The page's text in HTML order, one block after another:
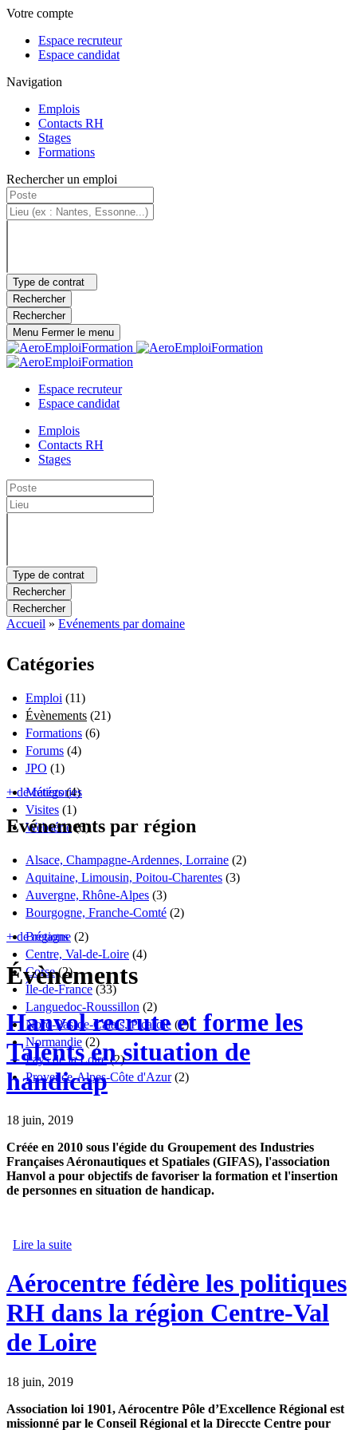
Aller au contenu principal
Menu principal
Votre compte
Espace recruteur
Espace candidat
Navigation
Emplois
Contacts RH
Stages
Formations
Rechercher un emploi
Type de contrat
Rechercher
Rechercher
Menu Fermer le menu
Espace recruteur
Espace candidat
Emplois
Contacts RH
Stages
Type de contrat
Rechercher
Rechercher
Accueil » Evénements par domaine
Catégories
Emploi (11)
Évènements (21)
Formations (6)
Forums (4)
JPO (1)
Métiers(4)
Visites (1)
Websérie(6)
+ de catégories
Evénements par région
Alsace, Champagne-Ardennes, Lorraine (2)
Aquitaine, Limousin, Poitou-Charentes (3)
Auvergne, Rhône-Alpes (3)
Bourgogne, Franche-Comté (2)
Bretagne (2)
Centre, Val-de-Loire (4)
Corse(2)
Île-de-France (33)
Languedoc-Roussillon (2)
Nord-Pas-de-Calais, Picardie (2)
Normandie (2)
Pays de la Loire(2)
Provence-Alpes-Côte d'Azur(2)
+ de régions
Évènements
Hanvol recrute et forme les
Talents en situation de
handicap
18 juin, 2019
Créée en 2010 sous l'égide du Groupement des Industries
Françaises Aéronautiques et Spatiales (GIFAS), l'association
Hanvol a pour objectifs de favoriser la formation et l'insertion
de personnes en situation de handicap.
Lire la suite
Aérocentre fédère les politiques
RH dans la région Centre-Val
de Loire
18 juin, 2019
Association loi 1901, Aérocentre Pôle d’Excellence Régional est
missionné par le Conseil Régional et la Direccte Centre pour
Panneau de gestion des cookies